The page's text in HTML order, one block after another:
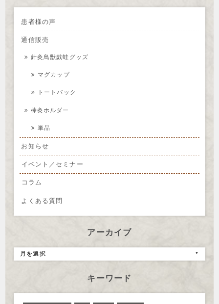
患者様の声
通信販売
針灸鳥獣戯蛙グッズ
マグカップ
トートバック
棒灸ホルダー
単品
お知らせ
イベント／セミナー
コラム
よくある質問
アーカイブ
月を選択
キーワード